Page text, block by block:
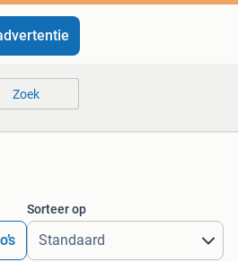
Zoek
Sorteer op